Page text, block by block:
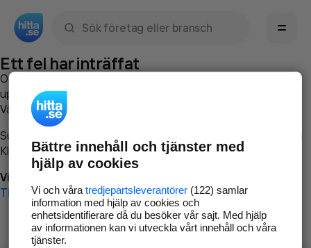
Ett fel har inträffat
Om du vill kan du
uppstod så att vi lättare och snabbare kan avhjälpa det.
Vänligen försök med följande:
Surfa till
Klicka påTillbaka-knappen i webbläsaren och försök igen
Vi beklagar besväret!
Till startsidan
Bättre innehåll och tjänster med
hjälp av cookies
Vi och våra tredjepartsleverantörer(122) samlar
information med hjälp av cookies och
enhetsidentifierare då du besöker vår sajt. Med hjälp
av informationen kan vi utveckla vårt innehåll och våra
tjänster.